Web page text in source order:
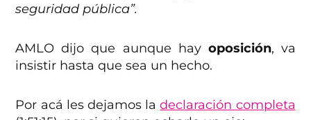
seguridad pública”.
AMLO dijo que aunque hay oposición, va
insistir hasta que sea un hecho.
Por acá les dejamos ladeclaración completa